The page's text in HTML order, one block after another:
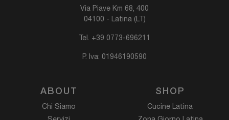
Via Piave Km 68, 400
04100 - Latina (LT)
Tel. +39 0773-696211
P. Iva: 01946190590
ABOUT
Chi Siamo
SHOP
Cucine Latina